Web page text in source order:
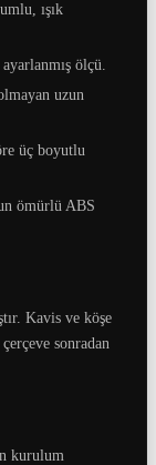
ışık
ölçü.
uzun
üç boyutlu
ömürlü ABS
Kavis ve köşe
sonradan
kurulum